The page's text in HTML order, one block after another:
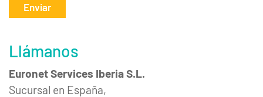
Enviar
Llámanos
Euronet Services Iberia S.L.
Sucursal en España,